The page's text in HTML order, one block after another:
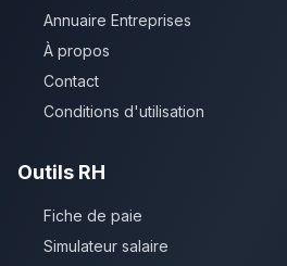
Annuaire Entreprises
À propos
Contact
Conditions d'utilisation
Outils RH
Fiche de paie
Simulateur salaire